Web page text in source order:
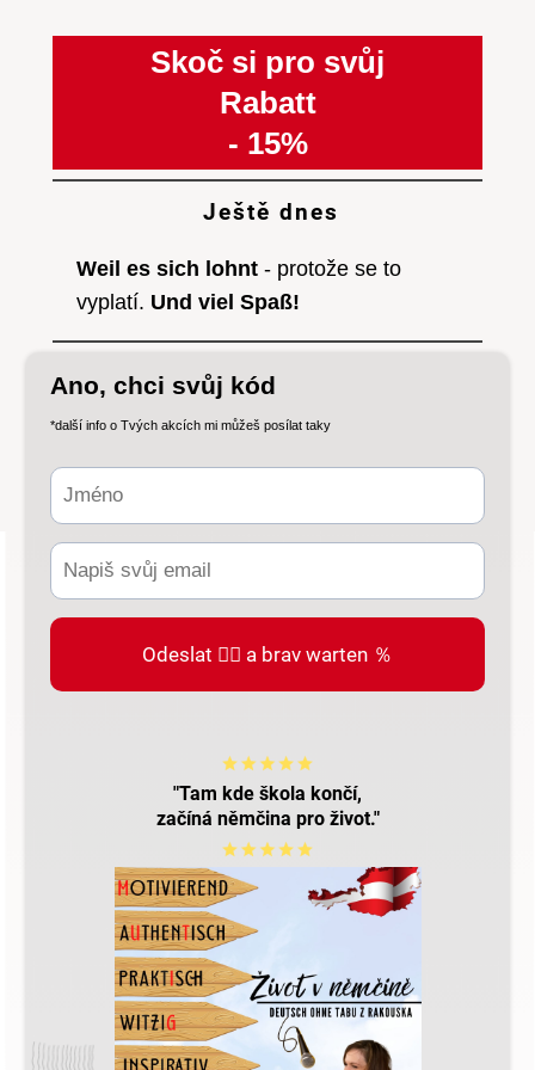
Skoč si pro svůj
Rabatt
- 15%
Ještě dnes
Weil es sich lohnt - protože se to
vyplatí. Und viel Spaß!
Ano, chci svůj kód
*další info o Tvých akcích mi můžeš posílat taky
Odeslat 👉🏻 a brav warten ％
"Tam kde škola končí,
začíná němčina pro život."